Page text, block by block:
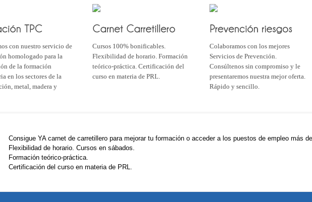
con nuestro servicio de
homologado para la
de la formación
en los sectores de la
metal, madera y
Cursos 100% bonificables.
Flexibilidad de horario. Formación
teórico-práctica. Certificación del
curso en materia de PRL.
Colaboramos con los mejores
Servicios de Prevención.
Consúltenos sin compromiso y le
presentaremos nuestra mejor oferta.
Rápido y sencillo.
Consigue YA carnet de carretillero para mejorar tu formación o acceder a los puestos de empleo más
Flexibilidad de horario. Cursos en sábados.
Formación teórico-práctica.
Certificación del curso en materia de PRL.